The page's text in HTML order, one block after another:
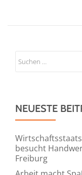
NEUESTE
besucht
Freiburg